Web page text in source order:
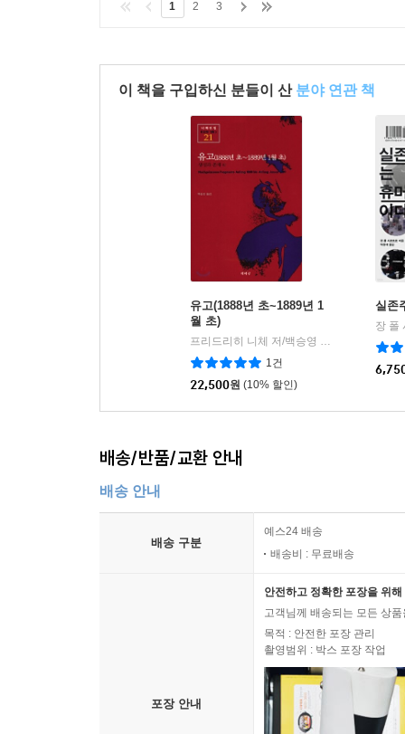
1 2 3
이 책을 구입하신 분들이 산 분야 연관 책
유고(1888년 초~1889년 1
월 초)
프리드리히 니체 저/백승영 역
1건
22,500원 (10% 할인)
실존
배송/반품/교환 안내
배송 안내
배송 구분
예스24 배송
배송비 : 무료배송
포장 안내
안전하고 정확한 포장을 위
고객님께 배송되는 모든 상
목적 : 안전한 포장 관리
촬영범위 : 박스 포장 작업